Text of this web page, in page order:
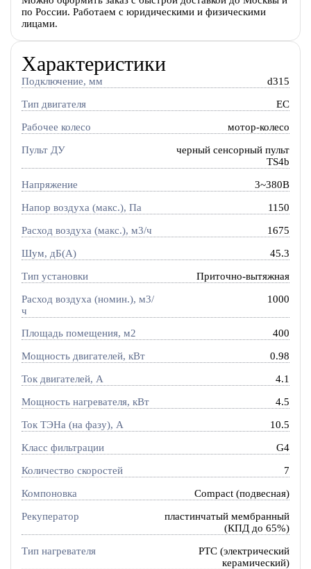
по России. Работаем с юридическими и физическими
лицами.
Характеристики
Подключение, мм d315
Тип двигателя EC
Рабочее колесо мотор-колесо
Пульт ДУ
черный сенсорный пульт
TS4b
Напряжение 3~380В
Напор воздуха (макс.), Па 1150
Расход воздуха (макс.), м3/ч 1675
Шум, дБ(А) 45.3
Тип установки Приточно-вытяжная
Расход воздуха (номин.), м3/
ч
1000
Площадь помещения, м2 400
Мощность двигателей, кВт 0.98
Ток двигателей, А 4.1
Мощность нагревателя, кВт 4.5
Ток ТЭНа (на фазу), А 10.5
Класс фильтрации G4
Количество скоростей 7
Компоновка Compact (подвесная)
Рекуператор
пластинчатый мембранный
(КПД до 65%)
Тип нагревателя
PTC (электрический
керамический)